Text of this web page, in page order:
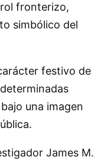
fronterizo,
simbólico del
festivo de
una imagen
James M.